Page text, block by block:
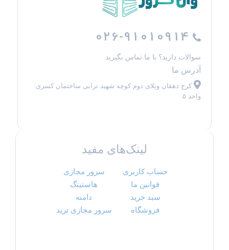
026-91010914
سوالات دارید؟ با ما تماس بگیرید
آدرس ما
کرج دهقان ویلای دوم کوچه شهید ترابی ساختمان کسری
واحد ۵
لینک‌های مفید
حساب کاربری
قوانین ما
سبد خرید
فروشگاه
سرور مجازی
هاستینگ
دامنه
سرور مجازی ترید